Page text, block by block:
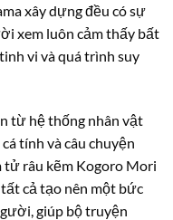
xây dựng đều có sự
xem luôn cảm thấy bất
vi và quá trình suy
từ hệ thống nhân vật
tính và câu chuyện
tử râu kẽm Kogoro Mori
cả tạo nên một bức
giúp bộ truyện